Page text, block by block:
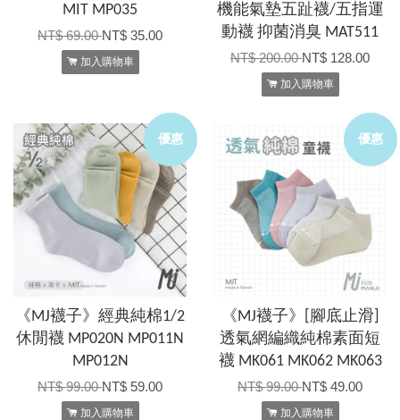
MIT MP035
NT$ 69.00NT$ 35.00
加入購物車
機能氣墊五趾襪/五指運
動襪 抑菌消臭 MAT511
NT$ 200.00NT$ 128.00
加入購物車
優惠
《MJ襪子》經典純棉1/2
休閒襪 MP020N MP011N
MP012N
NT$ 99.00NT$ 59.00
加入購物車
優惠
《MJ襪子》[腳底止滑]
透氣網編織純棉素面短
襪 MK061 MK062 MK063
NT$ 99.00NT$ 49.00
加入購物車